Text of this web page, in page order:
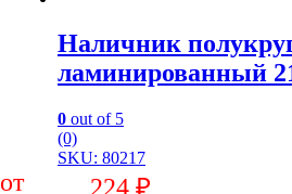
Наличник
ламинированный
0 out of 5
(0)
SKU: 80217
224 ₽